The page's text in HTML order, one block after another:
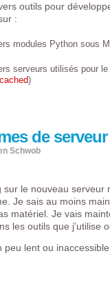
outils pour
:
modules Python sous
serveurs utilisés pour
)
de
Schwob
sur le nouveau serveur
Je sais au moins
matériel. Je vais
les outils que j'utilise
peu lent ou